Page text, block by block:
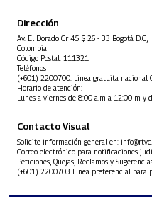
Dirección
Av. El Dorado Cr 45 $ 26 - 33 Bogotá D.C,
Colombia
Código Postal: 111321
Teléfonos
(+601) 2200700. Linea gratuita nacional
Horario de atención:
Lunes a viernes de 8:00 a.m a 12:00 m y
Contacto Visual
Solicite información general en:
Correo electrónico para notificaciones
Peticiones, Quejas, Reclamos y
(+601) 2200703 Linea preferencial para